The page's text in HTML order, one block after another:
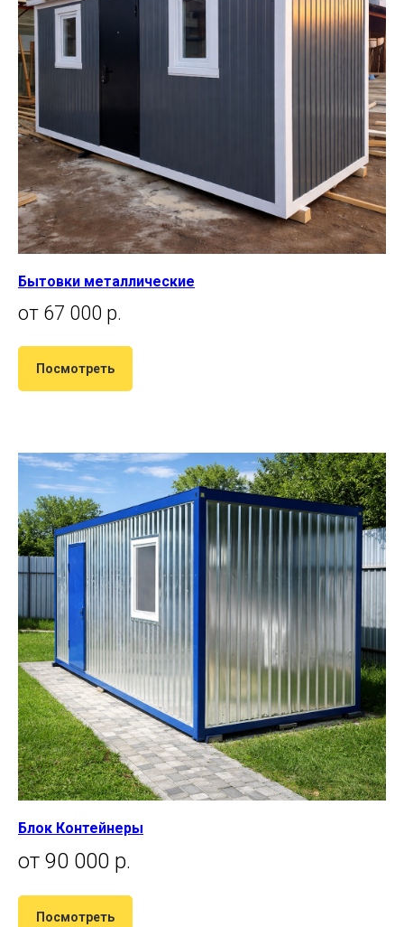
Бытовки металлические
от 67 000 р.
Посмотреть
Блок Контейнеры
от 90 000 р.
Посмотреть